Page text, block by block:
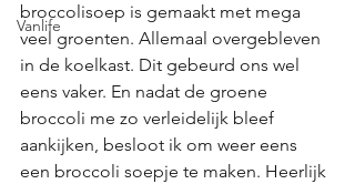
Vanlife
broccolisoep is gemaakt met mega
veel groenten. Allemaal overgebleven
in de koelkast. Dit gebeurd ons wel
eens vaker. En nadat de groene
broccoli me zo verleidelijk bleef
aankijken, besloot ik om weer eens
een broccoli soepje te maken. Heerlijk